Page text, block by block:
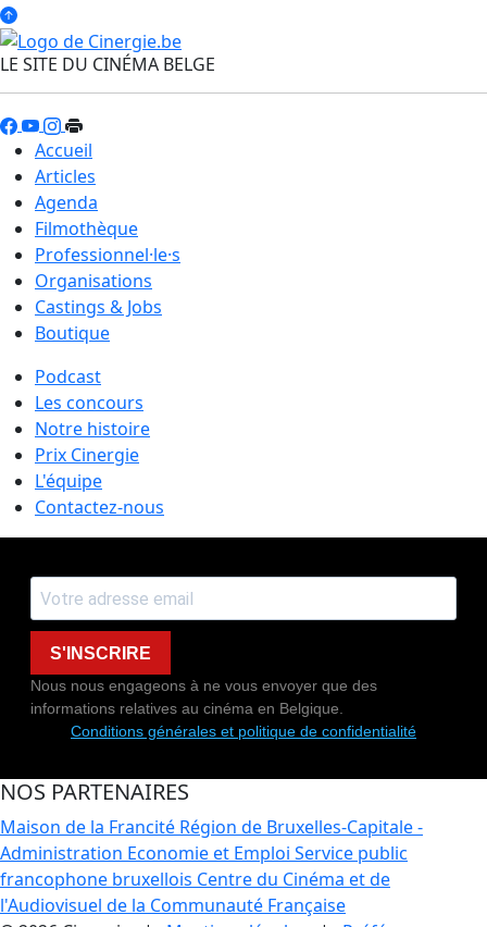
LE SITE DU CINÉMA BELGE
Accueil
Articles
Agenda
Filmothèque
Professionnel·le·s
Organisations
Castings & Jobs
Boutique
Podcast
Les concours
Notre histoire
Prix Cinergie
L'équipe
Contactez-nous
S'INSCRIRE
Nous nous engageons à ne vous envoyer que des
informations relatives au cinéma en Belgique.
Conditions générales et politique de confidentialité
NOS PARTENAIRES
Maison de la Francité Région de Bruxelles-Capitale -
Administration Economie et Emploi Service public
francophone bruxellois Centre du Cinéma et de
l'Audiovisuel de la Communauté Française